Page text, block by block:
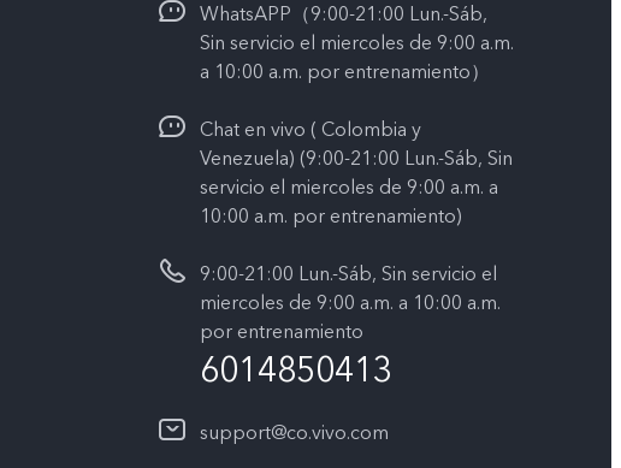
WhatsAPP（9:00-21:00 Lun.-Sáb,
Sin servicio el miercoles de 9:00 a.m.
a 10:00 a.m. por entrenamiento）
Chat en vivo ( Colombia y
Venezuela) (9:00-21:00 Lun.-Sáb, Sin
servicio el miercoles de 9:00 a.m. a
10:00 a.m. por entrenamiento)
9:00-21:00 Lun.-Sáb, Sin servicio el
miercoles de 9:00 a.m. a 10:00 a.m.
por entrenamiento
6014850413
support@co.vivo.com